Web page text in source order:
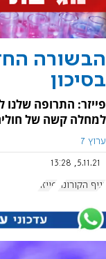
הבשורה
בסיכון
למחלה קשה של
ערוץ 7
5.11.21, 13:28
נגיף הקורונה פייזר